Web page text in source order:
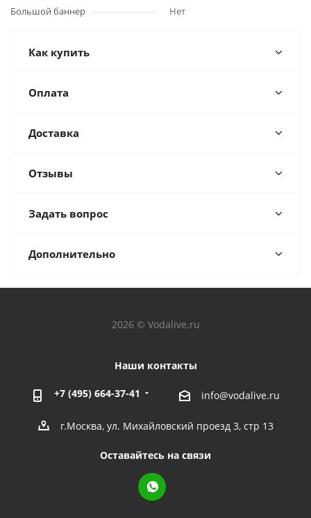
Большой баннер
Нет
Как купить
Оплата
Доставка
Отзывы
Задать вопрос
Дополнительно
2026 © Vodalive.ru
Наши контакты
+7 (495) 664-37-41 info@vodalive.ru
г.Москва, ул. Михайловский проезд 3, стр 13
Оставайтесь на связи